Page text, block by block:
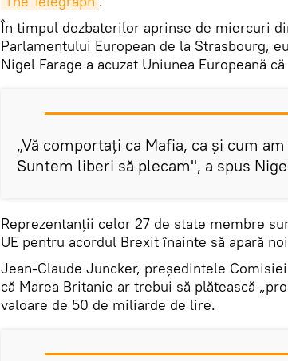
În timpul dezbaterilor aprinse de miercuri
Parlamentului European de la Strasbourg,
Nigel Farage a acuzat Uniunea Europeană
„Vă comportați ca Mafia, ca și cum
Suntem liberi să plecam", a spus
Reprezentanții celor 27 de state membre
UE pentru acordul Brexit înainte să apară
Jean-Claude Juncker, președintele
că Marea Britanie ar trebui să plătească
valoare de 50 de miliarde de lire.